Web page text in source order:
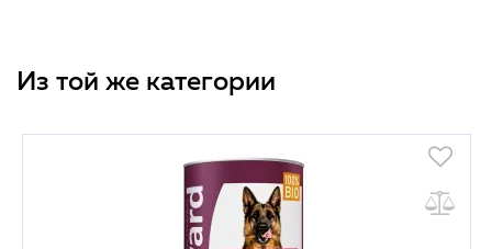
Из той же категории